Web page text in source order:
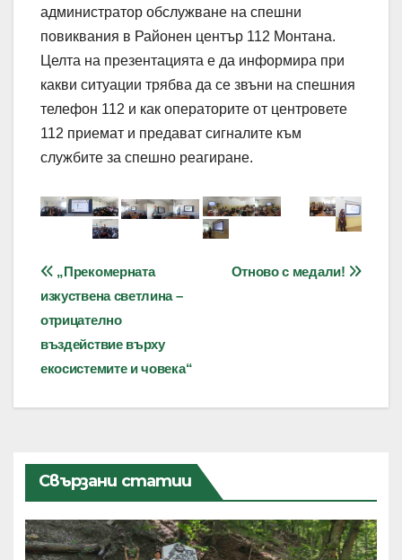
администратор обслужване на спешни
повиквания в Районен център 112 Монтана.
Целта на презентацията е да информира при
какви ситуации трябва да се звъни на спешния
телефон 112 и как операторите от центровете
112 приемат и предават сигналите към
службите за спешно реагиране.
Навигация Отново с медали!
„Прекомерната
изкуствена светлина –
отрицателно
въздействие върху
екосистемите и човека“
Свързани статии